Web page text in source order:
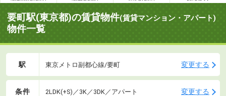
要町駅(東京都)の賃貸物件(賃貸マンション・アパート)
物件一覧
駅 東京メトロ副都心線/要町 変更する
条件 2LDK(+S)／3K／3DK／アパート 変更する